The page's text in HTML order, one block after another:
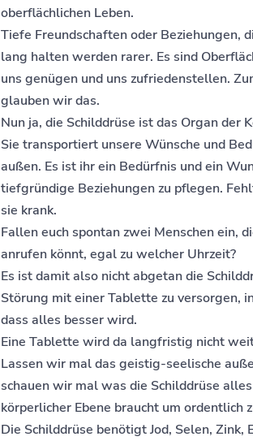
oberflächlichen Leben.
Tiefe Freundschaften oder Beziehungen,
lang halten werden rarer. Es sind
uns genügen und uns zufriedenstellen.
glauben wir das.
Nun ja, die Schilddrüse ist das Organ der
Sie transportiert unsere Wünsche und
außen. Es ist ihr ein Bedürfnis und ein
tiefgründige Beziehungen zu pflegen.
sie krank.
Fallen euch spontan zwei Menschen ein,
anrufen könnt, egal zu welcher Uhrzeit?
Es ist damit also nicht abgetan die
Störung mit einer Tablette zu versorgen,
dass alles besser wird.
Eine Tablette wird da langfristig nicht
Lassen wir mal das geistig-seelische
schauen wir mal was die Schilddrüse
körperlicher Ebene braucht um ordentlich
Die Schilddrüse benötigt Jod, Selen, Zink,